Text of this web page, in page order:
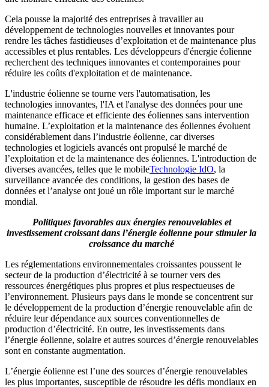
Cela pousse la majorité des entreprises à travailler au
développement de technologies nouvelles et innovantes pour
rendre les tâches fastidieuses d’exploitation et de maintenance plus
accessibles et plus rentables. Les développeurs d'énergie éolienne
recherchent des techniques innovantes et contemporaines pour
réduire les coûts d'exploitation et de maintenance.
L'industrie éolienne se tourne vers l'automatisation, les
technologies innovantes, l'IA et l'analyse des données pour une
maintenance efficace et efficiente des éoliennes sans intervention
humaine. L’exploitation et la maintenance des éoliennes évoluent
considérablement dans l’industrie éolienne, car diverses
technologies et logiciels avancés ont propulsé le marché de
l’exploitation et de la maintenance des éoliennes. L'introduction de
diverses avancées, telles que le mobileTechnologie IdO, la
surveillance avancée des conditions, la gestion des bases de
données et l’analyse ont joué un rôle important sur le marché
mondial.
Politiques favorables aux énergies renouvelables et
investissement croissant dans l’énergie éolienne pour stimuler la
croissance du marché
Les réglementations environnementales croissantes poussent le
secteur de la production d’électricité à se tourner vers des
ressources énergétiques plus propres et plus respectueuses de
l’environnement. Plusieurs pays dans le monde se concentrent sur
le développement de la production d’énergie renouvelable afin de
réduire leur dépendance aux sources conventionnelles de
production d’électricité. En outre, les investissements dans
l’énergie éolienne, solaire et autres sources d’énergie renouvelables
sont en constante augmentation.
L’énergie éolienne est l’une des sources d’énergie renouvelables
les plus importantes, susceptible de résoudre les défis mondiaux en